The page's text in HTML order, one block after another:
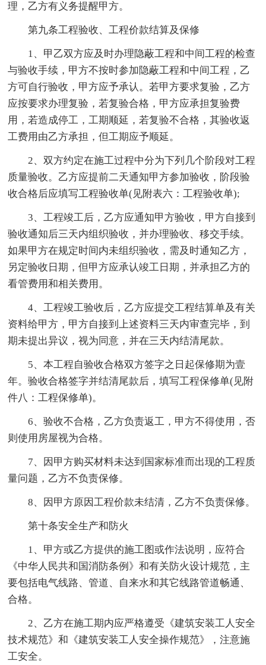
理，乙方有义务提醒甲方。
第九条工程验收、工程价款结算及保修
1、甲乙双方应及时办理隐蔽工程和中间工程的检查
与验收手续，甲方不按时参加隐蔽工程和中间工程，乙
方可自行验收，甲方应予承认。若甲方要求复验，乙方
应按要求办理复验，若复验合格，甲方应承担复验费
用，若造成停工，工期顺延，若复验不合格，其验收返
工费用由乙方承担，但工期应予顺延。
2、双方约定在施工过程中分为下列几个阶段对工程
质量验收。乙方应提前二天通知甲方参加验收，阶段验
收合格后应填写工程验收单(见附表六：工程验收单);
3、工程竣工后，乙方应通知甲方验收，甲方自接到
验收通知后三天内组织验收，并办理验收、移交手续。
如果甲方在规定时间内未组织验收，需及时通知乙方，
另定验收日期，但甲方应承认竣工日期，并承担乙方的
看管费用和相关费用。
4、工程竣工验收后，乙方应提交工程结算单及有关
资料给甲方，甲方自接到上述资料三天内审查完毕，到
期未提出异议，视为同意，并在三天内结清尾款。
5、本工程自验收合格双方签字之日起保修期为壹
年。验收合格签字并结清尾款后，填写工程保修单(见附
件八：工程保修单)。
6、验收不合格，乙方负责返工，甲方不得使用，否
则使用房屋视为合格。
7、因甲方购买材料未达到国家标准而出现的工程质
量问题，乙方不负责保修。
8、因甲方原因工程价款未结清，乙方不负责保修。
第十条安全生产和防火
1、甲方或乙方提供的施工图或作法说明，应符合
《中华人民共和国消防条例》和有关防火设计规范，主
要包括电气线路、管道、自来水和其它线路管道畅通、
合格。
2、乙方在施工期内应严格遵受《建筑安装工人安全
技术规范》和《建筑安装工人安全操作规范》，注意施
工安全。